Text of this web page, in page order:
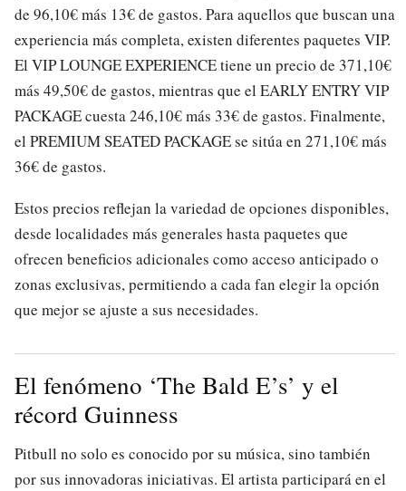
de 96,10€ más 13€ de gastos. Para aquellos que buscan una
experiencia más completa, existen diferentes paquetes VIP.
El VIP LOUNGE EXPERIENCE tiene un precio de 371,10€
más 49,50€ de gastos, mientras que el EARLY ENTRY VIP
PACKAGE cuesta 246,10€ más 33€ de gastos. Finalmente,
el PREMIUM SEATED PACKAGE se sitúa en 271,10€ más
36€ de gastos.
Estos precios reflejan la variedad de opciones disponibles,
desde localidades más generales hasta paquetes que
ofrecen beneficios adicionales como acceso anticipado o
zonas exclusivas, permitiendo a cada fan elegir la opción
que mejor se ajuste a sus necesidades.
El fenómeno ‘The Bald E’s’ y el
récord Guinness
Pitbull no solo es conocido por su música, sino también
por sus innovadoras iniciativas. El artista participará en el